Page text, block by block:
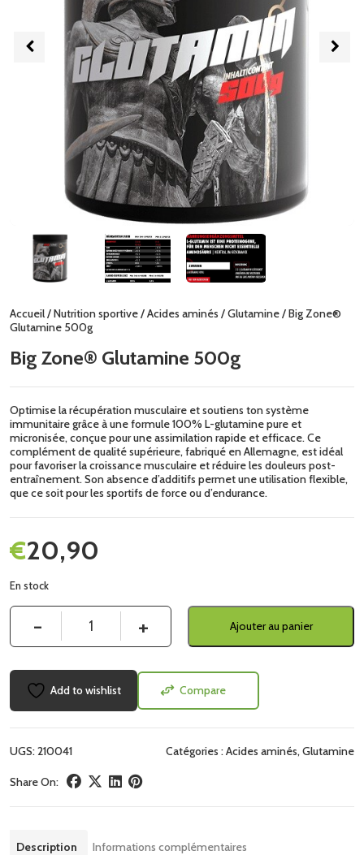
Accueil/Nutrition sportive/Acides aminés /Glutamine/ Big Zone®
Glutamine 500g
Big Zone® Glutamine 500g
Optimise la récupération musculaire et soutiens ton système
immunitaire grâce à une formule 100% L-glutamine pure et
micronisée, conçue pour une assimilation rapide et efficace. Ce
complément de qualité supérieure, fabriqué en Allemagne, est idéal
pour favoriser la croissance musculaire et réduire les douleurs post-
entraînement. Son absence d’additifs permet une utilisation flexible,
que ce soit pour les sportifs de force ou d’endurance.
20,90
€
En stock
Ajouter au panier
Add to wishlist Compare
UGS:210041 Catégories :Acides aminés, Glutamine
Share On:
Description Informations complémentaires